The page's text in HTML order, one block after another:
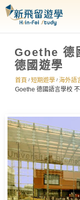
Goethe 德
德國遊學
首頁 / 短期遊學 / 海外語
Goethe 德國語言學校